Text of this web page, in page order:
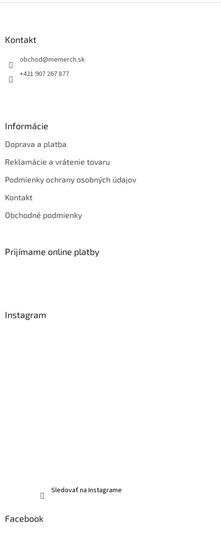
Kontakt
obchod@memerch.sk
+421 907 267 877
Informácie
Doprava a platba
Reklamácie a vrátenie tovaru
Podmienky ochrany osobných údajov
Kontakt
Obchodné podmienky
Prijímame online platby
Instagram
Sledovať na Instagrame
Facebook